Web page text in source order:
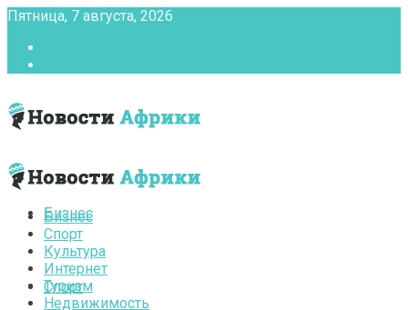
Пятница, 7 августа, 2026
Бизнес
Спорт
Бизнес
Спорт
Культура
Интернет
Туризм
Недвижимость